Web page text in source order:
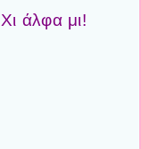
άλφα μι!